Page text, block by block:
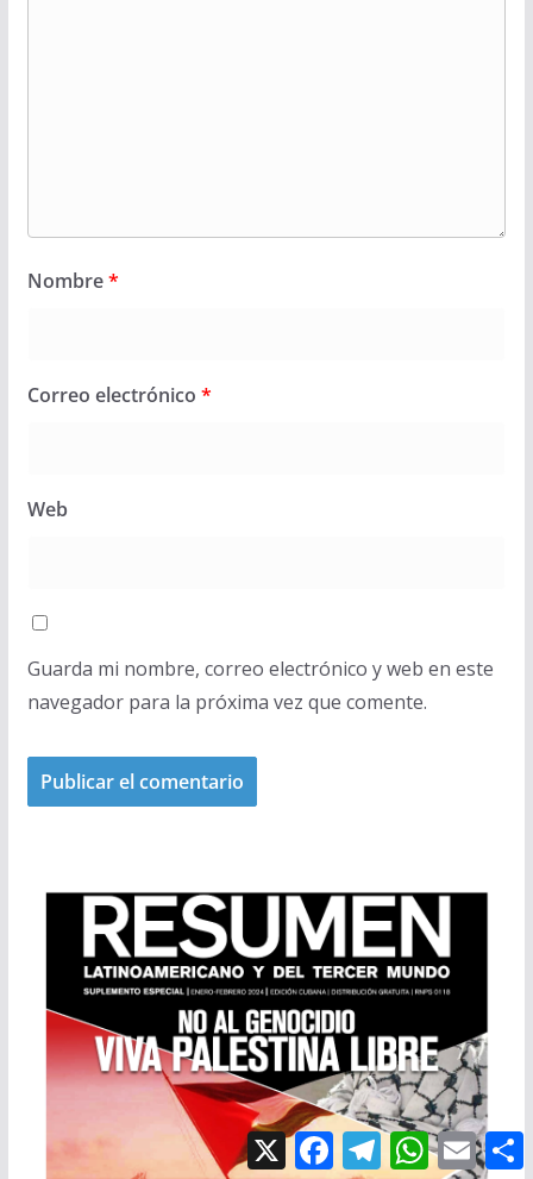
Nombre*
Correo electrónico *
Web
Guarda mi nombre, correo electrónico y web en este
navegador para la próxima vez que comente.
X
a
T
e
W
h
E
m